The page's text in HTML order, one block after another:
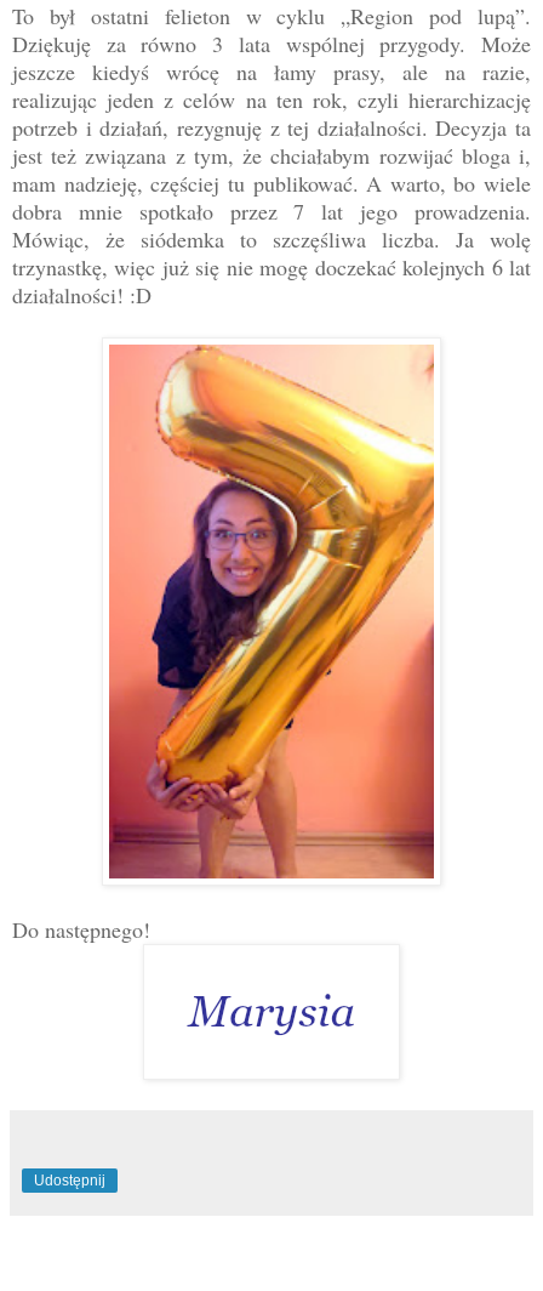
To był ostatni felieton w cyklu „Region pod lupą”.
Dziękuję za równo 3 lata wspólnej przygody. Może
jeszcze kiedyś wrócę na łamy prasy, ale na razie,
realizując jeden z celów na ten rok, czyli hierarchizację
potrzeb i działań, rezygnuję z tej działalności. Decyzja ta
jest też związana z tym, że chciałabym rozwijać bloga i,
mam nadzieję, częściej tu publikować. A warto, bo wiele
dobra mnie spotkało przez 7 lat jego prowadzenia.
Mówiąc, że siódemka to szczęśliwa liczba. Ja wolę
trzynastkę, więc już się nie mogę doczekać kolejnych 6 lat
działalności! :D
Do następnego!
Udostępnij